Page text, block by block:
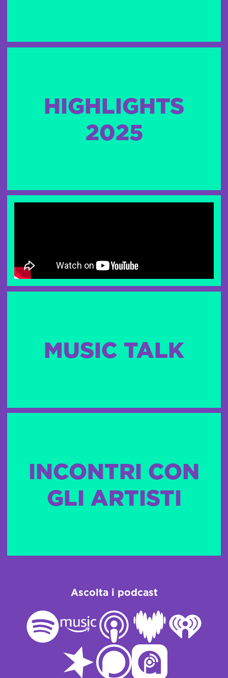
HIGHLIGHTS
2025
MUSIC TALK
INCONTRI CON
GLI ARTISTI
Ascolta i podcast